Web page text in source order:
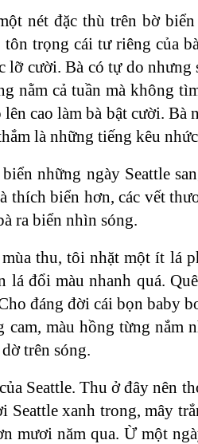
nét đặc thù trên bờ
trọng cái tư riêng của
cười. Bà có tự do
nằm cả tuần mà không
cao làm bà bật cười.
là những tiếng kêu
những ngày Seattle
biển hơn, các vết
ra biển nhìn sóng.
thu, tôi nhặt một ít lá
đổi màu nhanh quá.
đáng đời cái bọn baby
màu hồng từng nắm
trên sóng.
Seattle. Thu ở đây nên
Seattle xanh trong, mây
mươi năm qua. Ừ một